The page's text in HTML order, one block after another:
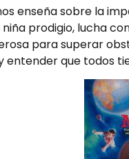
enseña sobre la
niña prodigio, lucha
para superar
entender que todos